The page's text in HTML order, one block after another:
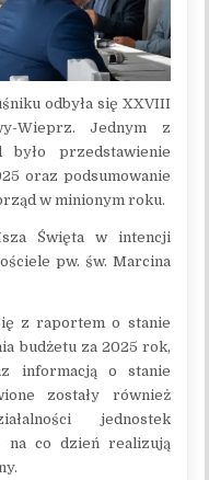
odbyła się XXVIII
Wieprz. Jednym z
było przedstawienie
oraz podsumowanie
w minionym roku.
Święta w intencji
pw. św. Marcina
z raportem o stanie
budżetu za 2025 rok,
informacją o stanie
zostały również
jednostek
na co dzień realizują